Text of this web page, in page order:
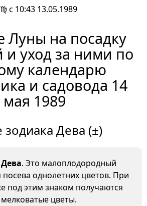
с 10:43 13.05.1989
Луны на посадку
и уход за ними по
календарю
и садовода 14
мая 1989
зодиака Дева (±)
Дева. Это малоплодородный
однолетних цветов. При
под этим знаком получаются
цветы.